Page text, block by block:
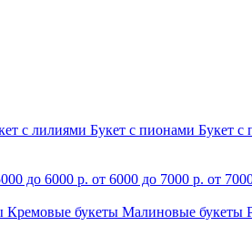
с лилиями Букет с пионами Букет с
до 6000 р. от 6000 до 7000 р. от
Кремовые букеты Малиновые букеты